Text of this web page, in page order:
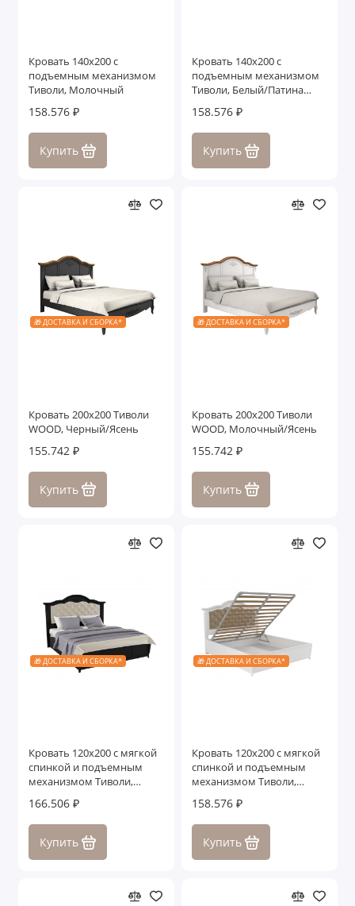
Кровать 140x200 с
подъемным механизмом
Тиволи, Молочный
158.576 ₽
Купить
Кровать 140x200 с
подъемным механизмом
Тиволи, Белый/Патина
158.576 ₽
Купить
🎁 ДОСТАВКА И СБОРКА*
Кровать 200x200 Тиволи
WOOD, Черный/Ясень
155.742 ₽
Купить
🎁 ДОСТАВКА И СБОРКА*
Кровать 200x200 Тиволи
WOOD, Молочный/Ясень
155.742 ₽
Купить
🎁 ДОСТАВКА И СБОРКА*
Кровать 120x200 с мягкой
спинкой и подъемным
механизмом Тиволи,
166.506 ₽
Купить
🎁 ДОСТАВКА И СБОРКА*
Кровать 120x200 с мягкой
спинкой и подъемным
механизмом Тиволи,
158.576 ₽
Купить